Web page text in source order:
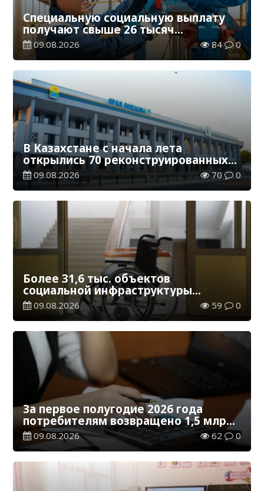
Специальную социальную выплату
получают свыше 26 тысяч
работников, занятых во вредных
условиях труда
09.08.2026 84 0
В Казахстане с начала лета
открылись 70 реконструированных
железнодорожных вокзалов
09.08.2026 70 0
Более 31,6 тыс. объектов
социальной инфраструктуры
адаптированы для лиц с
инвалидностью
09.08.2026 59 0
За первое полугодие 2026 года
потребителям возвращено 1,5 млрд
тенге
09.08.2026 62 0